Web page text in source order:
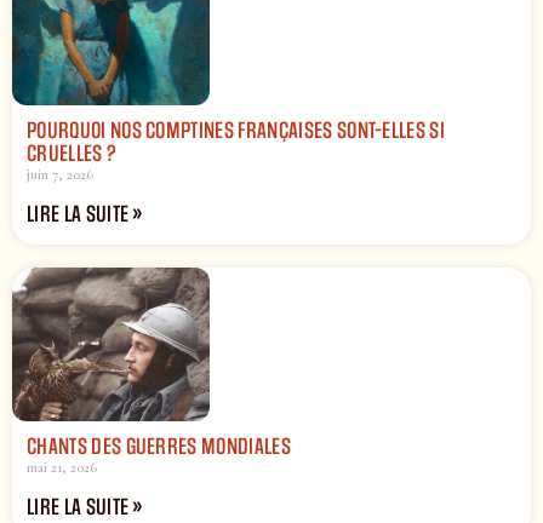
POURQUOI NOS COMPTINES FRANÇAISES SONT-ELLES SI
CRUELLES ?
juin 7, 2026
LIRE LA SUITE »
CHANTS DES GUERRES MONDIALES
mai 21, 2026
LIRE LA SUITE »